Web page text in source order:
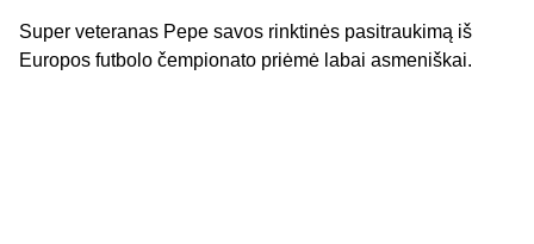
Super veteranas Pepe savos rinktinės pasitraukimą iš
Europos futbolo čempionato priėmė labai asmeniškai.